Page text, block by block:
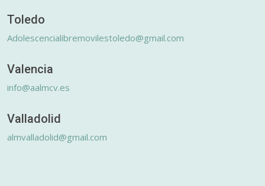
Toledo
Adolescencialibremovilestoledo@gmail.com
Valencia
info@aalmcv.es
Valladolid
almvalladolid@gmail.com